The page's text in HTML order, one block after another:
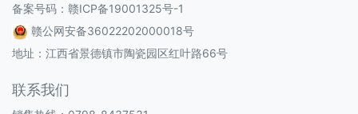
备案号码： 赣ICP备19001325号-1
赣公网安备36022202000018号
地址：江西省景德镇市陶瓷园区红叶路66号
联系我们